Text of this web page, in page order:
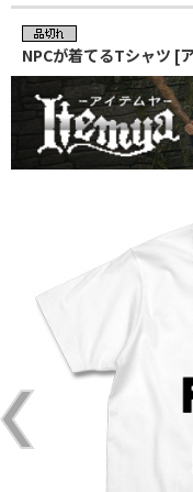
NPCが着てるTシャツ [